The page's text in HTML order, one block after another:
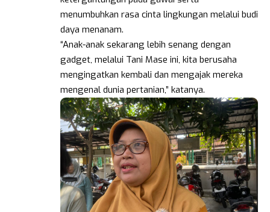
menumbuhkan rasa cinta lingkungan melalui budi
daya menanam. ​
“Anak-anak sekarang lebih senang dengan
gadget, melalui Tani Mase ini, kita berusaha
mengingatkan kembali dan mengajak mereka
mengenal dunia pertanian,” katanya.